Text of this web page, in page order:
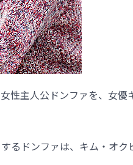
性主人公ドンファを、女優
るドンファは、キム・オク